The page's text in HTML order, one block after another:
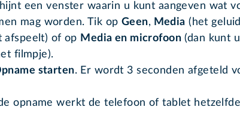
een venster waarin u kunt aangeven wat
mag worden. Tik op Geen, Media (het
afspeelt) of op Media en microfoon (dan kunt
filmpje).
starten. Er wordt 3 seconden afgeteld
opname werkt de telefoon of tablet